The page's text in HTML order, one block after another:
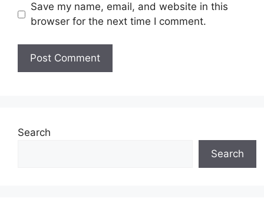
Save my name, email, and website in this
browser for the next time I comment.
Search
Search